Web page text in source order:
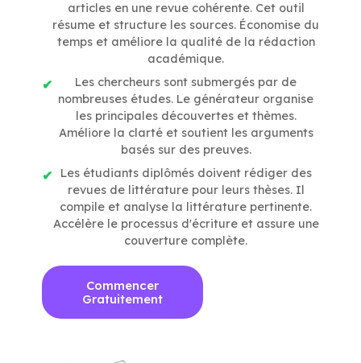
articles en une revue cohérente. Cet outil
résume et structure les sources. Économise du
temps et améliore la qualité de la rédaction
académique.
Les chercheurs sont submergés par de
nombreuses études. Le générateur organise
les principales découvertes et thèmes.
Améliore la clarté et soutient les arguments
basés sur des preuves.
Les étudiants diplômés doivent rédiger des
revues de littérature pour leurs thèses. Il
compile et analyse la littérature pertinente.
Accélère le processus d'écriture et assure une
couverture complète.
Commencer
Gratuitement